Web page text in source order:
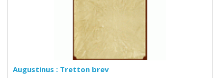
Augustinus : Tretton brev